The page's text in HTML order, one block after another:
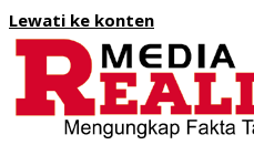
Lewati ke konten